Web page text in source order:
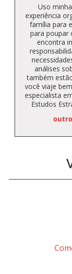
Uso
experiência
família para
para poupar
encontra
análises
também
você viaje
especialista
Estudos